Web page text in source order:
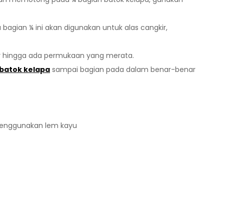
bagian ¼ ini akan digunakan untuk alas cangkir,
ada permukaan yang merata.
kelapa sampai bagian pada dalam benar-benar
lem kayu